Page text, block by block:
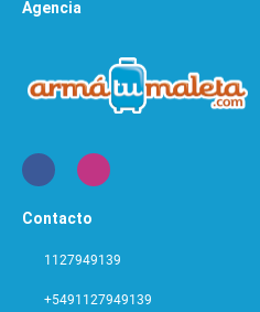
Agencia
Contacto
1127949139
+5491127949139